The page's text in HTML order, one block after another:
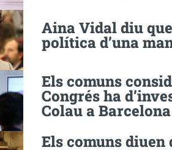
Aina Vidal diu
política d’una
Els comuns
Congrés ha
Colau a Barcelona
Els comuns diuen